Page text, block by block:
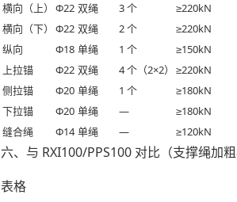
横向（上）
Φ22 双绳 3 个
≥220kN
横向（下）
Φ22 双绳 2 个
≥220kN
纵向
Φ18 单绳 1 个
≥150kN
上拉锚
Φ22 双绳 4 个（2×2）
≥220kN
侧拉锚
Φ20 单绳 1 个
≥180kN
下拉锚
Φ20 单绳 —
≥180kN
缝合绳
Φ14 单绳 — ≥120kN
六、与 RXI100/PPS100 对比（支撑绳加
表格